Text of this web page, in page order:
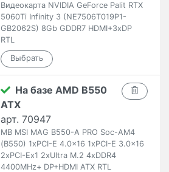
Видеокарта NVIDIA GeForce Palit RTX
5060Ti Infinity 3 (NE7506T019P1-
GB2062S) 8Gb GDDR7 HDMI+3xDP
RTL
На базе AMD B550
ATX
арт. 70947
MB MSI MAG B550-A PRO Soc-AM4
(B550) 1xPCI-E 4.0x16 1xPCI-E 3.0x16
2xPCI-Ex1 2xUltra M.2 4xDDR4
4400MHz+ DP+HDMI ATX RTL